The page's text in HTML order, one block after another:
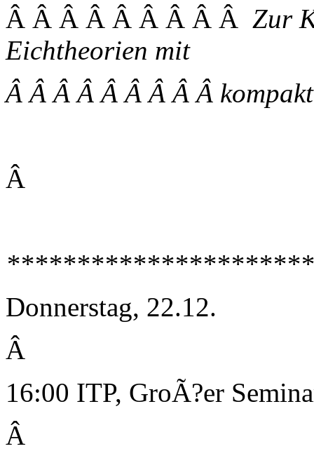
Â Â Â Â Â Â Â Â Â Zur
Eichtheorien mit
Â Â Â Â Â Â Â Â Â
Â
Donnerstag, 22.12.
Â
16:00 ITP, GroÃ?er
Â